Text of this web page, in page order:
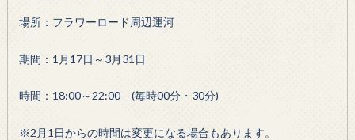
場所：フラワーロード周辺運河
期間：1月17日～3月31日
時間：18:00～22:00 (毎時00分・30分)
※2月1日からの時間は変更になる場合もあります。